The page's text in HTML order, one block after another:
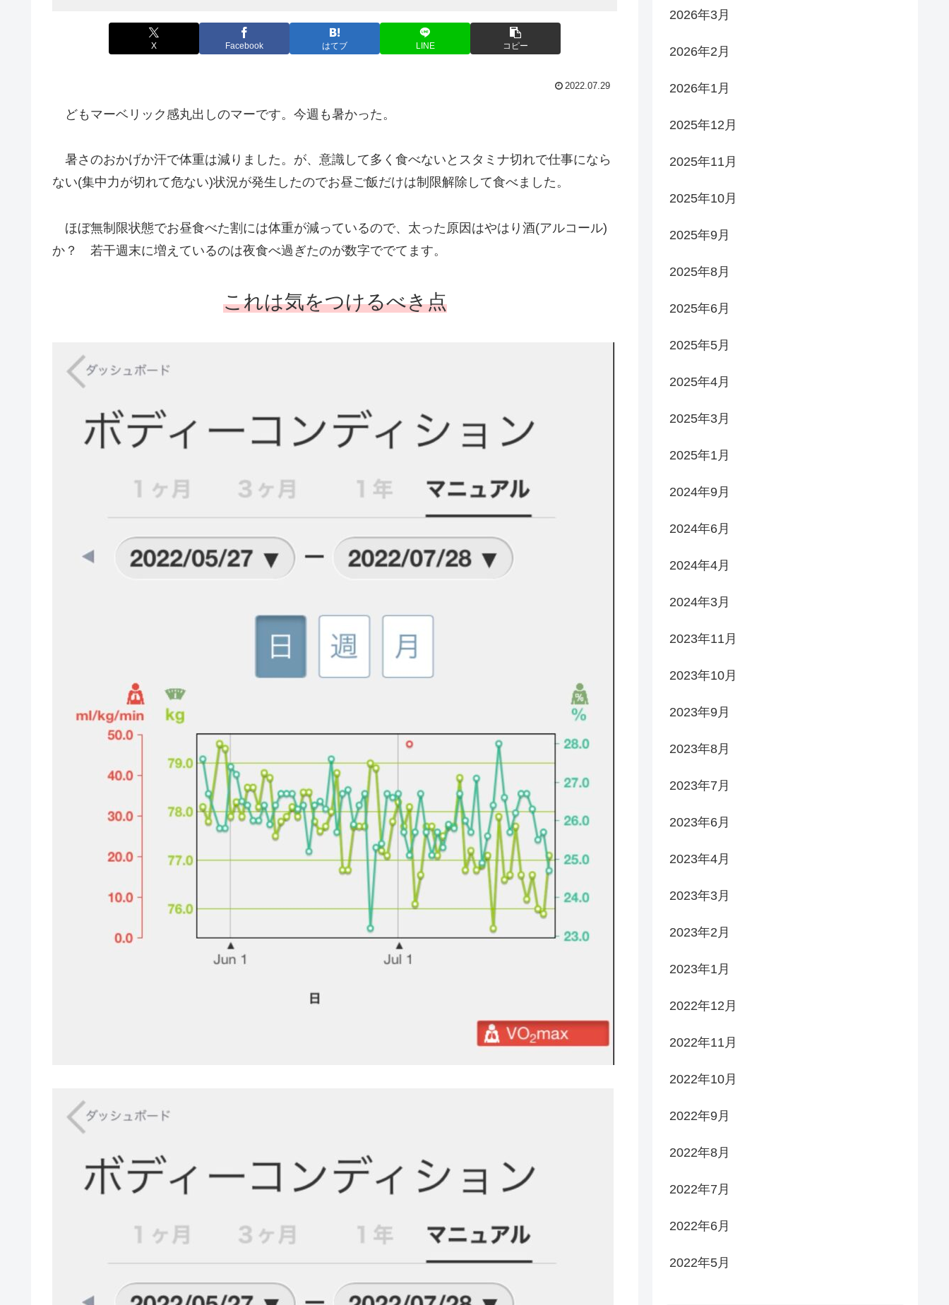
X Facebook はてブ LINE コピー
2022.07.29
どもマーベリック感丸出しのマーです。今週も暑かった。
暑さのおかげか汗で体重は減りました。が、意識して多く食べないとスタミナ切れで仕事になら
ない(集中力が切れて危ない)状況が発生したのでお昼ご飯だけは制限解除して食べました。
ほぼ無制限状態でお昼食べた割には体重が減っているので、太った原因はやはり酒(アルコール)
か？ 若干週末に増えているのは夜食べ過ぎたのが数字ででてます。
これは気をつけるべき点
2026年3月
2026年2月
2026年1月
2025年12月
2025年11月
2025年10月
2025年9月
2025年8月
2025年6月
2025年5月
2025年4月
2025年3月
2025年1月
2024年9月
2024年6月
2024年4月
2024年3月
2023年11月
2023年10月
2023年9月
2023年8月
2023年7月
2023年6月
2023年4月
2023年3月
2023年2月
2023年1月
2022年12月
2022年11月
2022年10月
2022年9月
2022年8月
2022年7月
2022年6月
2022年5月